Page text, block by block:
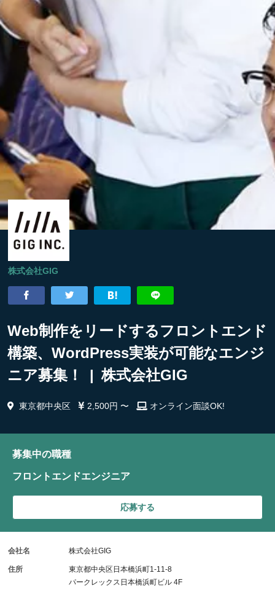
株式会社GIG
Web制作をリードするフロントエンド
構築、WordPress実装が可能なエンジ
ニア募集！ | 株式会社GIG
東京都中央区 2,500円 〜 オンライン面談OK!
募集中の職種
フロントエンドエンジニア
応募する
会社名 株式会社GIG
住所
東京都中央区日本橋浜町1-11-8
パークレックス日本橋浜町ビル 4F